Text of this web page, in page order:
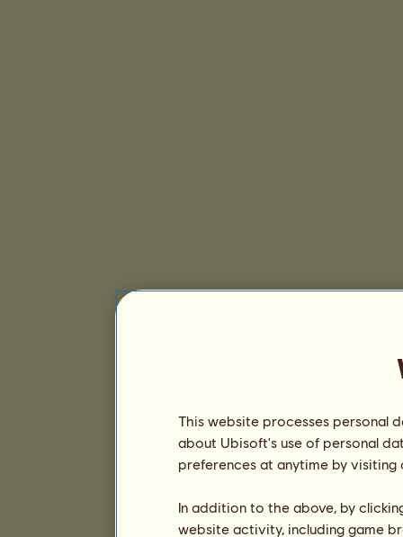
This website processes personal
about Ubisoft's use of personal
preferences at anytime by
In addition to the above, by
website activity, including game